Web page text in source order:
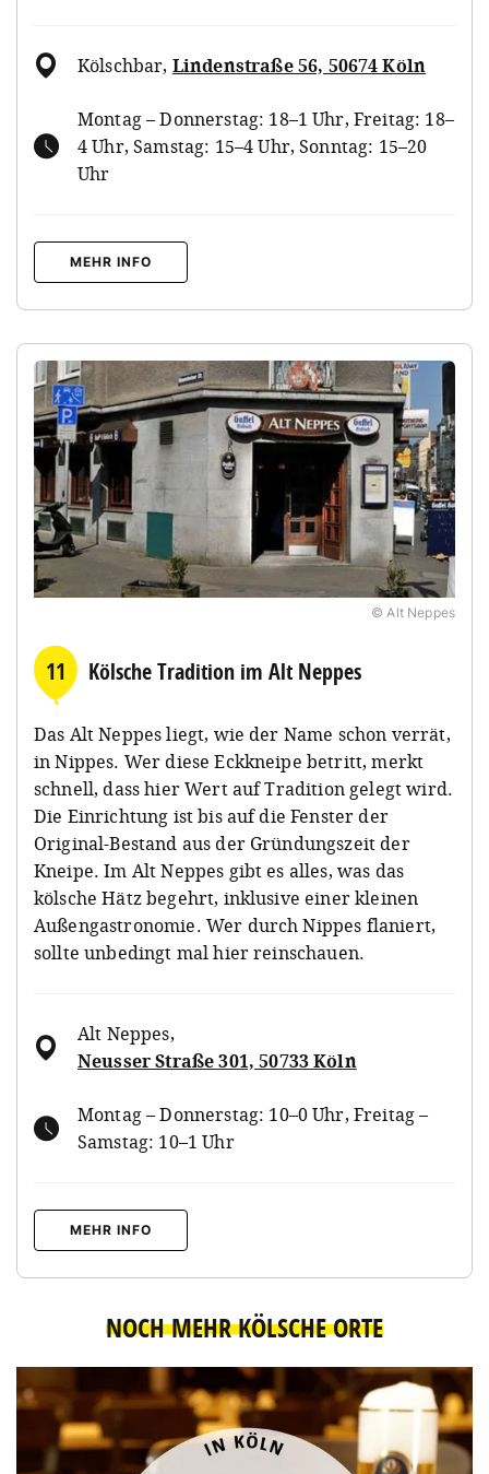
Kölschbar, Lindenstraße 56, 50674 Köln
Montag – Donnerstag: 18–1 Uhr, Freitag: 18–
4 Uhr, Samstag: 15–4 Uhr, Sonntag: 15–20
Uhr
MEHR INFO
© Alt Neppes
11 Kölsche Tradition im Alt Neppes
Das Alt Neppes liegt, wie der Name schon verrät,
in Nippes. Wer diese Eckkneipe betritt, merkt
schnell, dass hier Wert auf Tradition gelegt wird.
Die Einrichtung ist bis auf die Fenster der
Original-Bestand aus der Gründungszeit der
Kneipe. Im Alt Neppes gibt es alles, was das
kölsche Hätz begehrt, inklusive einer kleinen
Außengastronomie. Wer durch Nippes flaniert,
sollte unbedingt mal hier reinschauen.
Alt Neppes,
Neusser Straße 301, 50733 Köln
Montag – Donnerstag: 10–0 Uhr, Freitag –
Samstag: 10–1 Uhr
MEHR INFO
NOCH MEHR KÖLSCHE ORTE